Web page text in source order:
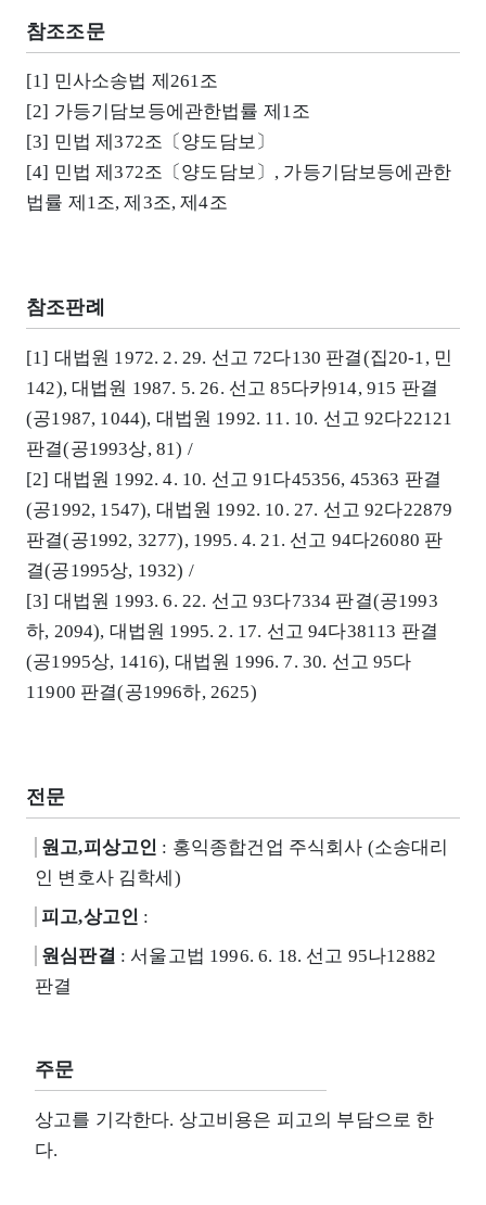
참조조문
[1] 민사소송법 제261조
[2] 가등기담보등에관한법률 제1조
[3] 민법 제372조〔양도담보〕
[4] 민법 제372조〔양도담보〕, 가등기담보등에관한
법률 제1조, 제3조, 제4조
참조판례
[1] 대법원 1972. 2. 29. 선고 72다130 판결(집20-1, 민
142), 대법원 1987. 5. 26. 선고 85다카914, 915 판결
(공1987, 1044), 대법원 1992. 11. 10. 선고 92다22121
판결(공1993상, 81) /
[2] 대법원 1992. 4. 10. 선고 91다45356, 45363 판결
(공1992, 1547), 대법원 1992. 10. 27. 선고 92다22879
판결(공1992, 3277), 1995. 4. 21. 선고 94다26080 판
결(공1995상, 1932) /
[3] 대법원 1993. 6. 22. 선고 93다7334 판결(공1993
하, 2094), 대법원 1995. 2. 17. 선고 94다38113 판결
(공1995상, 1416), 대법원 1996. 7. 30. 선고 95다
11900 판결(공1996하, 2625)
전문
원고,피상고인 : 홍익종합건업 주식회사 (소송대리
인 변호사 김학세)
피고,상고인 :
원심판결 : 서울고법 1996. 6. 18. 선고 95나12882
판결
주문
상고를 기각한다. 상고비용은 피고의 부담으로 한
다.